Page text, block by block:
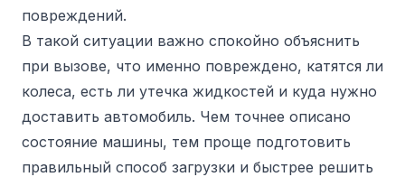
повреждений.
В такой ситуации важно спокойно объяснить
при вызове, что именно повреждено, катятся ли
колеса, есть ли утечка жидкостей и куда нужно
доставить автомобиль. Чем точнее описано
состояние машины, тем проще подготовить
правильный способ загрузки и быстрее решить